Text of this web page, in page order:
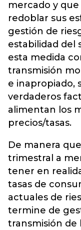
mercado y
redoblar sus
gestión de
estabilidad del
esta medida
transmisión
e inapropiado,
verdaderos
alimentan los
precios/tasas.
De manera
trimestral a
tener en
tasas de
actuales de
termine de
transmisión de